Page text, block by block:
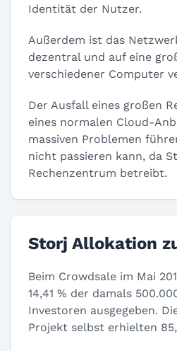
Identität der Nutzer.
Außerdem ist das
dezentral und auf eine
verschiedener Computer
Der Ausfall eines großen
eines normalen Cloud-
massiven Problemen
nicht passieren kann, da
Rechenzentrum betreibt.
Storj Allokation
Beim Crowdsale im Mai
14,41 % der damals
Investoren ausgegeben.
Projekt selbst erhielten